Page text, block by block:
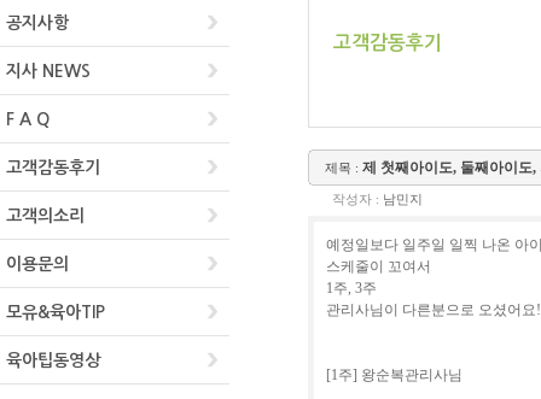
공지사항
지사 NEWS
F A Q
고객감동후기
고객의소리
이용문의
모유&육아TIP
육아팁동영상
고객감동후기